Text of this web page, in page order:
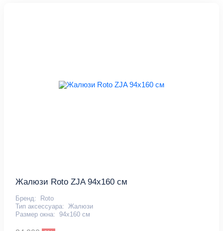
Жалюзи Roto ZJA 94x160 см
Бренд:
Roto
Тип аксессуара: Жалюзи
Размер окна: 94х160 см